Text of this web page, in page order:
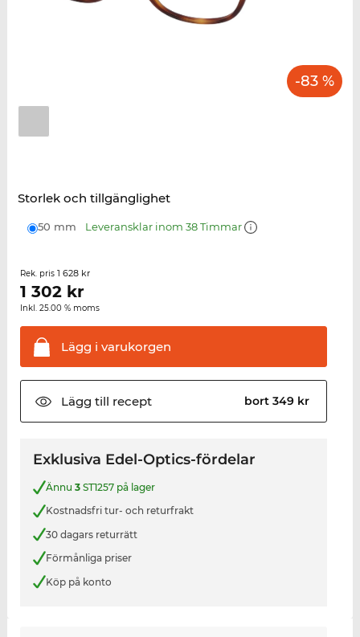
-83 %
Storlek och tillgänglighet
50 mm Leveransklar inom 38 Timmar
Rek. pris 1 628 kr
1 302kr
Inkl. 25.00 % moms
Lägg i varukorgen
Lägg till recept bort 349 kr
Exklusiva Edel-Optics-fördelar
Ännu 3ST1257 på lager
Kostnadsfri tur- och returfrakt
30 dagars returrätt
Förmånliga priser
Köp på konto